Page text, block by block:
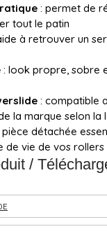
: permet de
tout le patin
à retrouver un
: look propre, sobre
: compatible
la marque selon la
pièce détachée
de vie de vos rollers
/